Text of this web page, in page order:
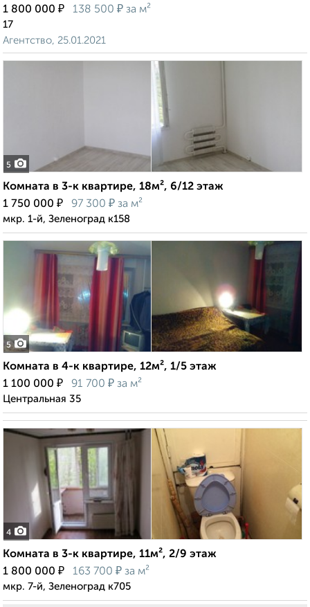
1 800 000 ₽ 138 500 ₽ за м²
17
Агентство, 25.01.2021
5
Комната в 3-к квартире, 18м², 6/12 этаж
1 750 000 ₽ 97 300 ₽ за м²
мкр. 1-й, Зеленоград к158
5
Комната в 4-к квартире, 12м², 1/5 этаж
1 100 000 ₽ 91 700 ₽ за м²
Центральная 35
4
Комната в 3-к квартире, 11м², 2/9 этаж
1 800 000 ₽ 163 700 ₽ за м²
мкр. 7-й, Зеленоград к705